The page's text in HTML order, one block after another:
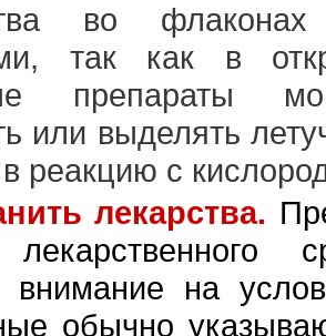
во
так как в
препараты
или выделять
в реакцию с
лекарства.
лекарственного
внимание на
обычно